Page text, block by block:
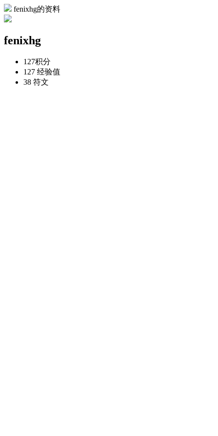
fenixhg的资料
fenixhg
127积分
127 经验值
38 符文